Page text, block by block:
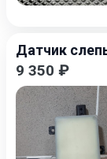
Датчик
9 350 ₽